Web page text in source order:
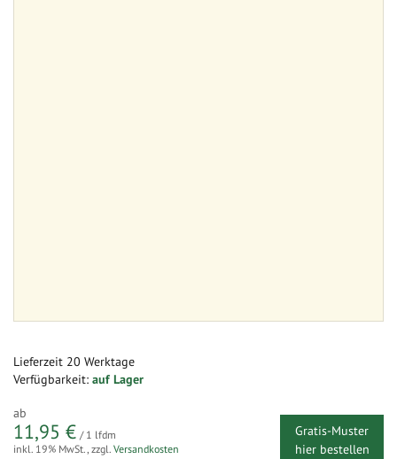
Lieferzeit 20 Werktage
Verfügbarkeit: auf Lager
ab
11,95 € / 1 lfdm
inkl. 19% MwSt., zzgl. Versandkosten
Gratis-Muster
hier bestellen